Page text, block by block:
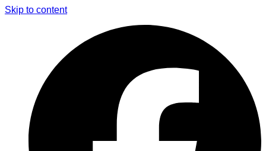
Skip to content